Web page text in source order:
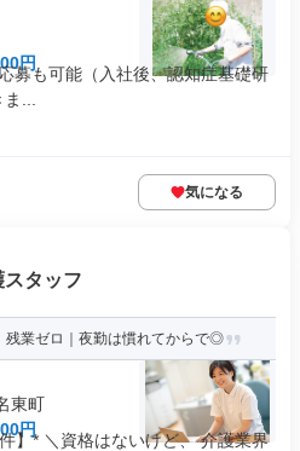
円
募も可能（入社後、認知症基礎研
...
気になる
タッフ
業ゼロ｜夜勤は慣れてからで◎
東町
円
】* ＼資格はないけど、 介護業界